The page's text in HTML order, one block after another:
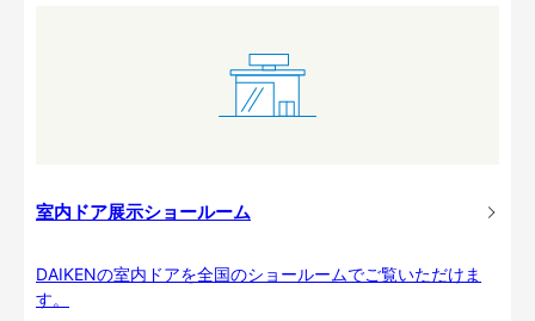
室内ドア展示ショールーム
DAIKENの室内ドアを全国のショールームでご覧いただけま
す。